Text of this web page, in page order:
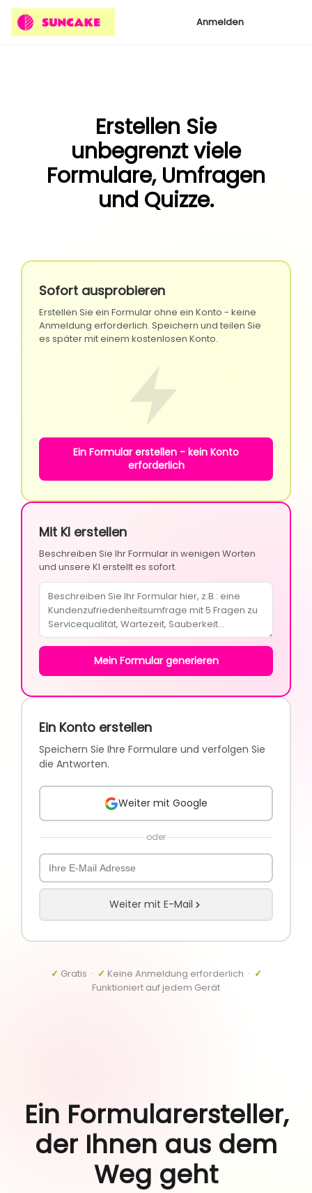
Anmelden
Erstellen Sie
unbegrenzt viele
Formulare, Umfragen
und Quizze.
Sofort ausprobieren
Erstellen Sie ein Formular ohne ein Konto - keine
Anmeldung erforderlich. Speichern und teilen Sie
es später mit einem kostenlosen Konto.
Ein Formular erstellen - kein Konto
erforderlich
Mit KI erstellen
Beschreiben Sie Ihr Formular in wenigen Worten
und unsere KI erstellt es sofort.
Mein Formular generieren
Ein Konto erstellen
Speichern Sie Ihre Formulare und verfolgen Sie
die Antworten.
Weiter mit Google
oder
Weiter mit E-Mail
✓ Gratis · ✓ Keine Anmeldung erforderlich · ✓
Funktioniert auf jedem Gerät
Ein Formularersteller,
der Ihnen aus dem
Weg geht